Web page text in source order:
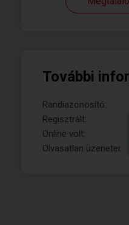
További
Randiazonosító:
Regisztrált:
Online volt:
Olvasatlan üzenetei: